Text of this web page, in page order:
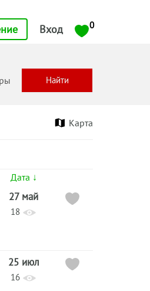
Вход 0
Карта
Дата ↓
27 май
18
25 июл
16